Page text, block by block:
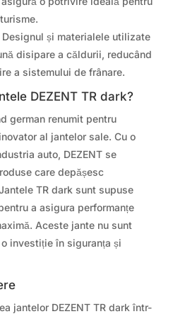
Designul și materialele utilizate
disipare a căldurii, reducând
a sistemului de frânare.
DEZENT TR dark?
german renumit pentru
al jantelor sale. Cu o
auto, DEZENT se
care depășesc
TR dark sunt supuse
a asigura performanțe
Aceste jante nu sunt
investiție în siguranța și
jantelor DEZENT TR dark într-